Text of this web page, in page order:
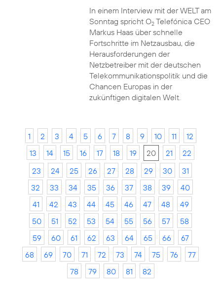
In einem Interview mit der WELT am
Sonntag spricht O2Telefónica CEO
Markus Haas über schnelle
Fortschritte im Netzausbau, die
Herausforderungen der
Netzbetreiber mit der deutschen
Telekommunikationspolitik und die
Chancen Europas in der
zukünftigen digitalen Welt.
1 2 3 4 5 6 7 8 9 10 11
12
13
14 15 16 17 18 19 20 21
22
23
24 25 26 27 28 29 30
31
32
33 34 35 36 37 38 39
40
41
42 43 44 45 46 47 48
49
50
51 52 53 54 55 56 57
58
59
60 61 62 63 64 65 66
67
68
69 70 71 72 73 74 75 76
77
78
79 80 81 82